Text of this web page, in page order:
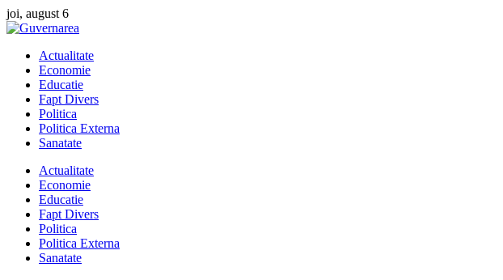
Skip
to
joi, august 6
Actualitate
Economie
Educatie
Fapt Divers
Politica
Politica Externa
Sanatate
Actualitate
Economie
Educatie
Fapt Divers
Politica
Politica Externa
Sanatate